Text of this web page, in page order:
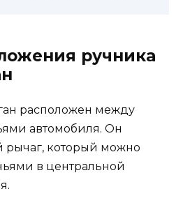
ручника
расположен между
автомобиля. Он
рычаг, который можно
в центральной